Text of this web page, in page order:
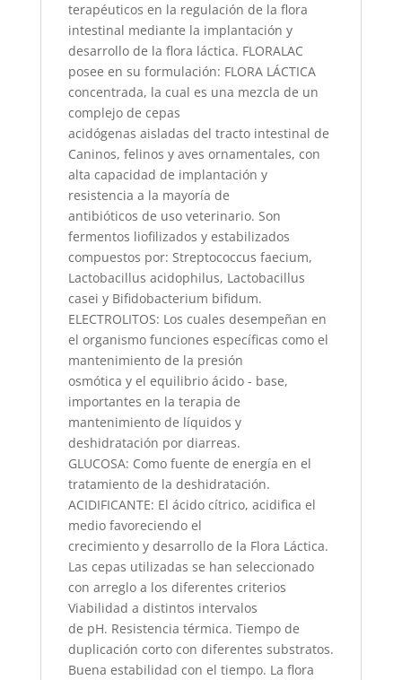
terapéuticos en la regulación de la flora
intestinal mediante la implantación y
desarrollo de la flora láctica. FLORALAC
posee en su formulación: FLORA LÁCTICA
concentrada, la cual es una mezcla de un
complejo de cepas
acidógenas aisladas del tracto intestinal de
Caninos, felinos y aves ornamentales, con
alta capacidad de implantación y
resistencia a la mayoría de
antibióticos de uso veterinario. Son
fermentos liofilizados y estabilizados
compuestos por: Streptococcus faecium,
Lactobacillus acidophilus, Lactobacillus
casei y Bifidobacterium bifidum.
ELECTROLITOS: Los cuales desempeñan en
el organismo funciones específicas como el
mantenimiento de la presión
osmótica y el equilibrio ácido - base,
importantes en la terapia de
mantenimiento de líquidos y
deshidratación por diarreas.
GLUCOSA: Como fuente de energía en el
tratamiento de la deshidratación.
ACIDIFICANTE: El ácido cítrico, acidifica el
medio favoreciendo el
crecimiento y desarrollo de la Flora Láctica.
Las cepas utilizadas se han seleccionado
con arreglo a los diferentes criterios
Viabilidad a distintos intervalos
de pH. Resistencia térmica. Tiempo de
duplicación corto con diferentes substratos.
Buena estabilidad con el tiempo. La flora